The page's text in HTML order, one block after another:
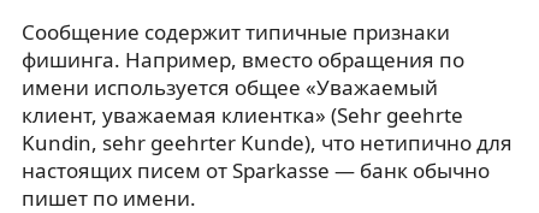
Сообщение содержит типичные признаки
фишинга. Например, вместо обращения по
имени используется общее «Уважаемый
клиент, уважаемая клиентка» (Sehr geehrte
Kundin, sehr geehrter Kunde), что нетипично для
настоящих писем от Sparkasse — банк обычно
пишет по имени.